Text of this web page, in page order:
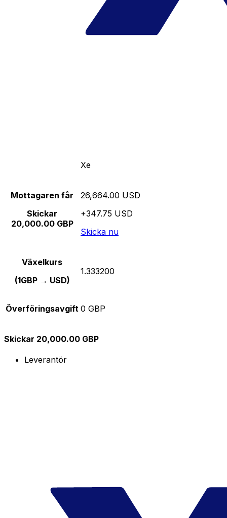
Xe
Mottagaren får
Skickar
20,000.00 GBP
26,664.00 USD
+347.75 USD
Skicka nu
Växelkurs
(1GBP → USD)
1.333200
Överföringsavgift 0 GBP
Skickar 20,000.00 GBP
Leverantör